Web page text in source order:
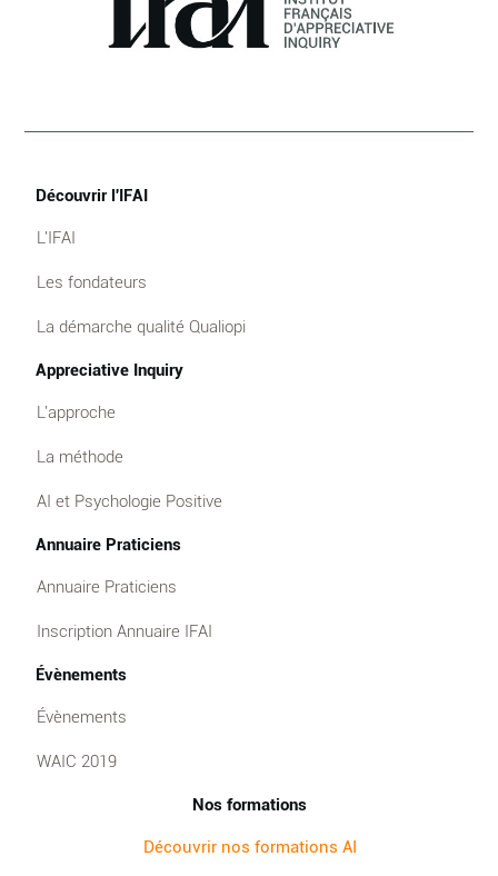
Découvrir l'IFAI
L'IFAI
Les fondateurs
La démarche qualité Qualiopi
Appreciative Inquiry
L'approche
La méthode
AI et Psychologie Positive
Annuaire Praticiens
Annuaire Praticiens
Inscription Annuaire IFAI
Évènements
Évènements
WAIC 2019
Nos formations
Découvrir nos formations AI